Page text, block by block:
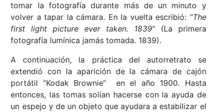
tomar la fotografía durante más de un minuto y
volver a tapar la cámara. En la vuelta escribió: "The
first light picture ever taken. 1839" (La primera
fotografía lumínica jamás tomada. 1839).
A continuación, la práctica del autorretrato se
extendió con la aparición de la cámara de cajón
portátil “Kodak Brownie” en el año 1900. Hasta
entonces, las tomas solían hacerse con la ayuda de
un espejo y de un objeto que ayudara a estabilizar el